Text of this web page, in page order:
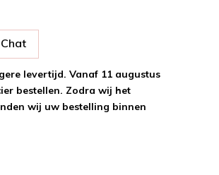
levertijd. Vanaf 11 augustus
bestellen. Zodra wij het
wij uw bestelling binnen